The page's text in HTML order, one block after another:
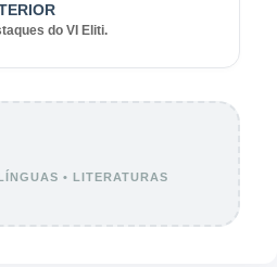
do VI Eliti.
• LITERATURAS